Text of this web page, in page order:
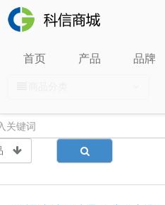
首页 产品 品牌